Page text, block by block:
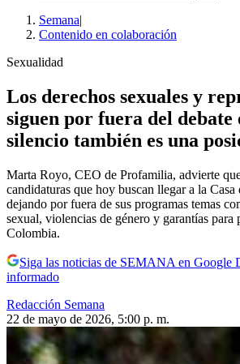
Semana|
Contenido en colaboración
Sexualidad
Los derechos sexuales y
siguen por fuera del
silencio también es una
Marta Royo, CEO de Profamilia, advierte
candidaturas que hoy buscan llegar a la
dejando por fuera de sus programas temas
sexual, violencias de género y garantías
Colombia.
Siga las noticias de SEMANA en Google
informado
Redacción Semana
22 de mayo de 2026, 5:00 p. m.